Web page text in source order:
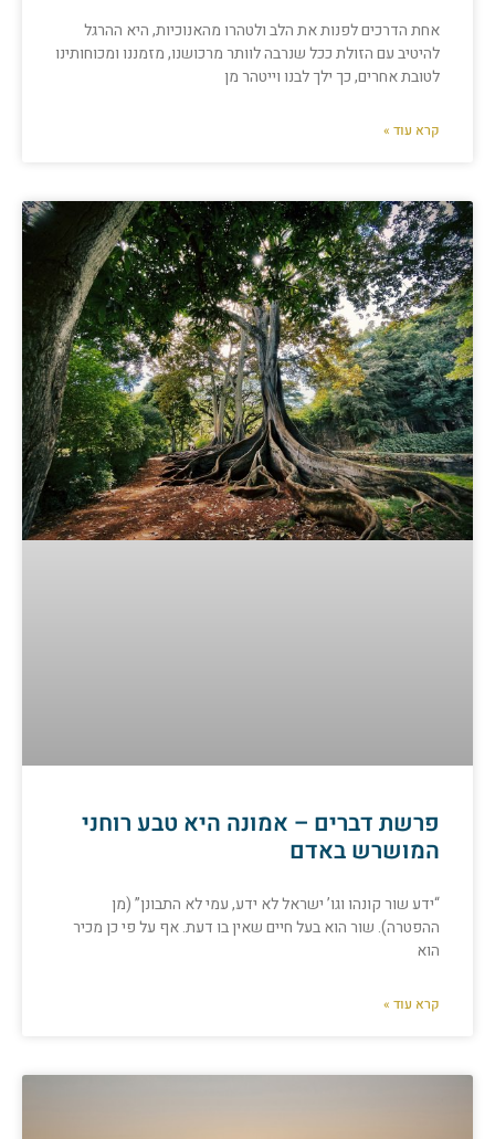
אחת הדרכים לפנות את הלב ולטהרו מהאנוכיות, היא ההרגל
להיטיב עם הזולת ככל שנרבה לוותר מרכושנו, מזמננו ומכוחותינו
לטובת אחרים, כך ילך לבנו וייטהר מן
קרא עוד »
פרשת דברים – אמונה היא טבע רוחני
המושרש באדם
“ידע שור קונהו וגו’ ישראל לא ידע, עמי לא התבונן” (מן
ההפטרה). שור הוא בעל חיים שאין בו דעת. אף על פי כן מכיר
הוא
קרא עוד »